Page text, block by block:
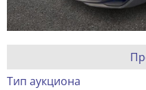
Тип аукциона